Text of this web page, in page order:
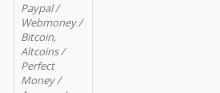
Paypal /
Webmoney /
Bitcoin,
Altcoins /
Perfect
Money /